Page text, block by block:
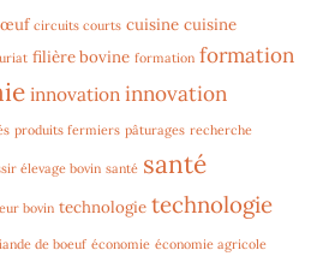
circuits courts cuisine cuisine
filière bovine formation formation
innovation innovation
produits fermiers pâturages recherche
élevage bovin santé santé
bovin technologie technologie
de boeuf économie économie agricole